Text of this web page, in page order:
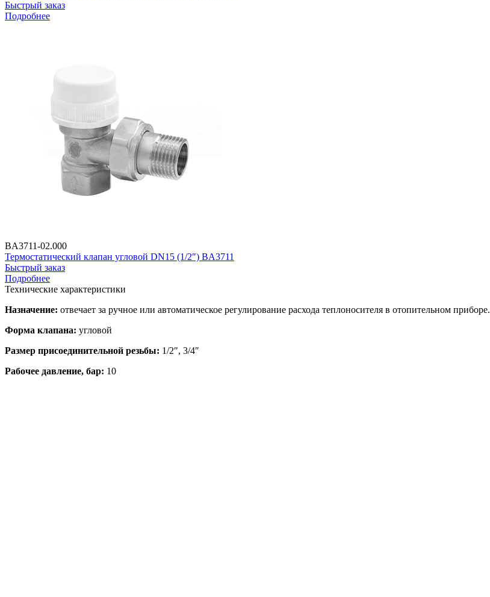
Быстрый заказ
Подробнее
BA3711-02.000
Термостатический клапан угловой DN15 (1/2″) BA3711
Быстрый заказ
Подробнее
Технические характеристики
Назначение: отвечает за ручное или автоматическое регулирование расхода теплоносителя в отопительном приборе.
Форма клапана: угловой
Размер присоединительной резьбы: 1/2″, 3/4″
Рабочее давление, бар: 10